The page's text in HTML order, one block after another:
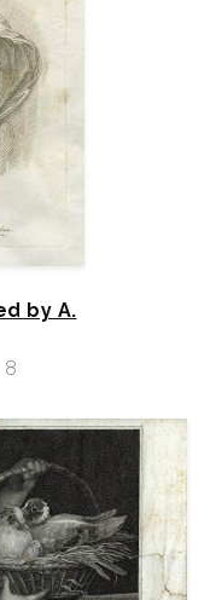
by A.